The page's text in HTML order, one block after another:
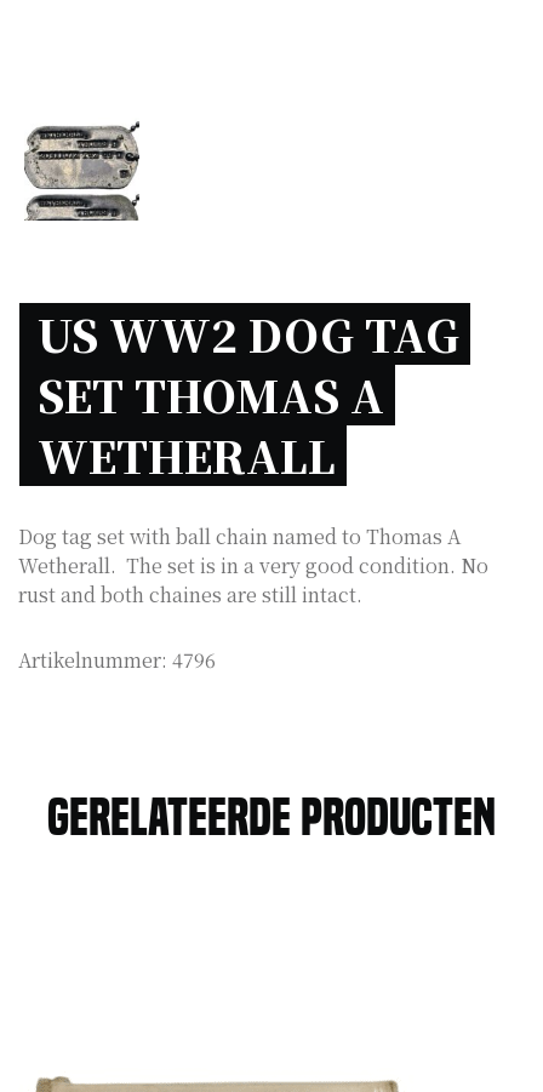
US WW2 DOG TAG
SET THOMAS A
WETHERALL
Dog tag set with ball chain named to Thomas A
Wetherall. The set is in a very good condition. No
rust and both chaines are still intact.
Artikelnummer: 4796
Gerelateerde producten